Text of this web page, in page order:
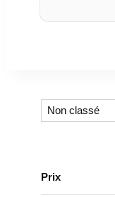
Prix